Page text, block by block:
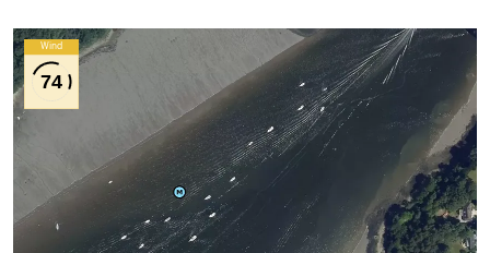
Wind
74